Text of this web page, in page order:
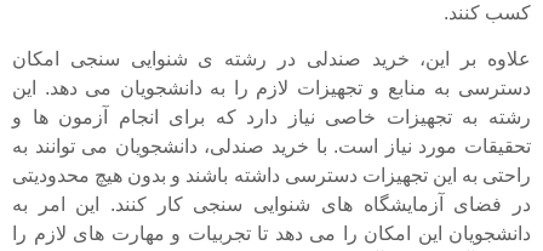
کسب کنند.
علاوه بر این، خرید صندلی در رشته ی شنوایی سنجی امکان
دسترسی به منابع و تجهیزات لازم را به دانشجویان می دهد. این
رشته به تجهیزات خاصی نیاز دارد که برای انجام آزمون ها و
تحقیقات مورد نیاز است. با خرید صندلی، دانشجویان می توانند به
راحتی به این تجهیزات دسترسی داشته باشند و بدون هیچ محدودیتی
در فضای آزمایشگاه های شنوایی سنجی کار کنند. این امر به
دانشجویان این امکان را می دهد تا تجربیات و مهارت های لازم را